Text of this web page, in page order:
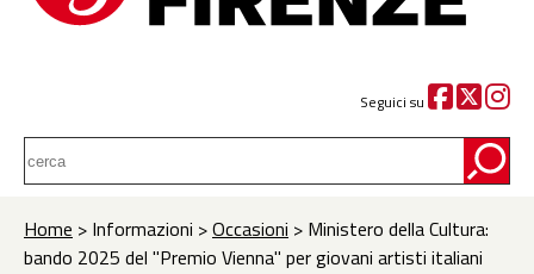
Seguici su
Home > Informazioni >Occasioni > Ministero della Cultura:
bando 2025 del "Premio Vienna" per giovani artisti italiani